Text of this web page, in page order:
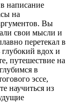
написание
на
Вы
свои мысли и
перетекал в
вдох и
путешествие на
в
эссе,
научиться из